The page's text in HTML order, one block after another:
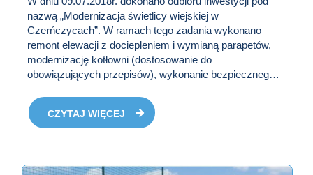
nazwą „Modernizacja świetlicy wiejskiej w
Czerńczycach”. W ramach tego zadania wykonano
remont elewacji z dociepleniem i wymianą parapetów,
modernizację kotłowni (dostosowanie do
obowiązujących przepisów), wykonanie bezpiecznego
paliwo, wykonanie prawidłowej wentylacji kotłowni.
Zadanie wykonała firma VD RENOMA, Violetta Drapan
CZYTAJ WIĘCEJ
O AKTUALNOŚCI
MODERNIZACJA